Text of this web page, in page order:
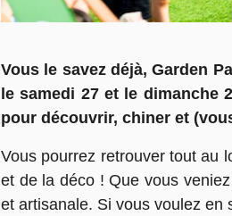
Vous le savez déjà, Garden
le samedi 27 et le dimanche
pour découvrir, chiner et
Vous pourrez retrouver tout au
et de la déco ! Que vous
et artisanale. Si vous voulez en